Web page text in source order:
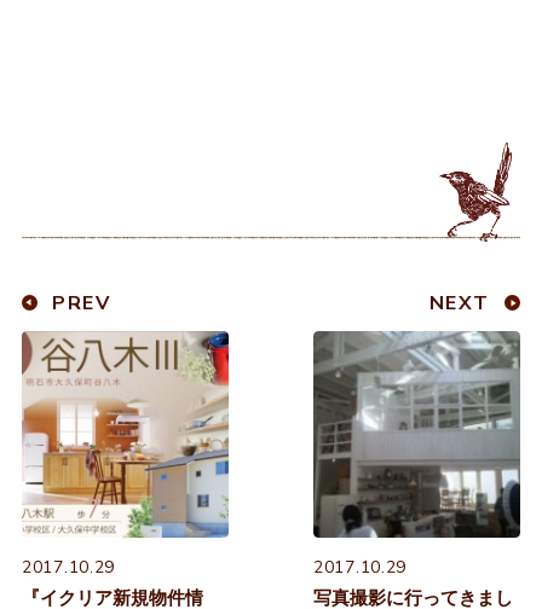
PREV
2017.10.29
『イクリア新規物件情
NEXT
2017.10.29
写真撮影に行ってきまし